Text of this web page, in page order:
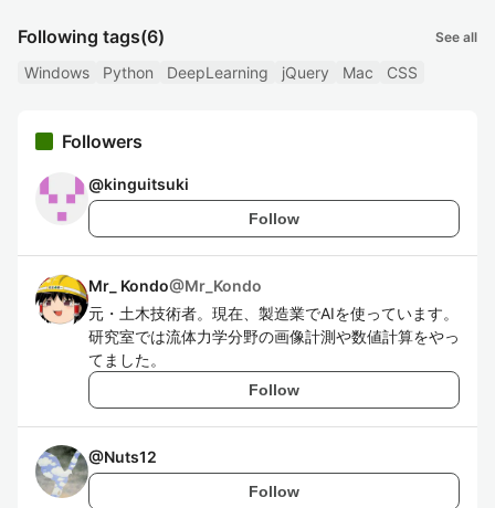
Following tags(6) See all
Windows Python DeepLearning jQuery Mac CSS
Followers
@kinguitsuki
Follow
Mr_ Kondo@Mr_Kondo
元・土木技術者。現在、製造業でAIを使っています。
研究室では流体力学分野の画像計測や数値計算をやっ
てました。
Follow
@Nuts12
Follow